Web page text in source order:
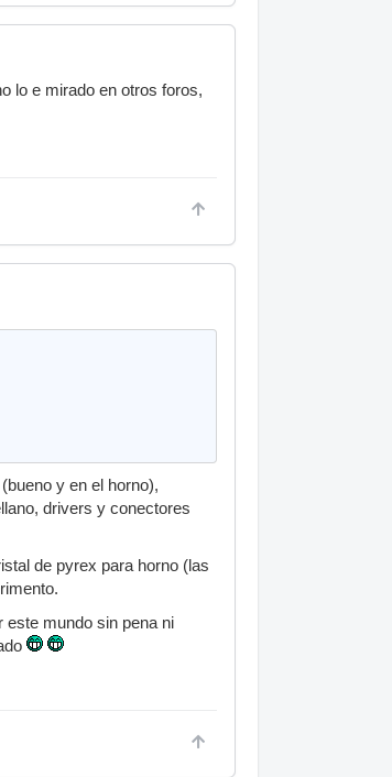
lo e mirado en otros foros,
y en el horno),
drivers y conectores
de pyrex para horno (las
este mundo sin pena ni